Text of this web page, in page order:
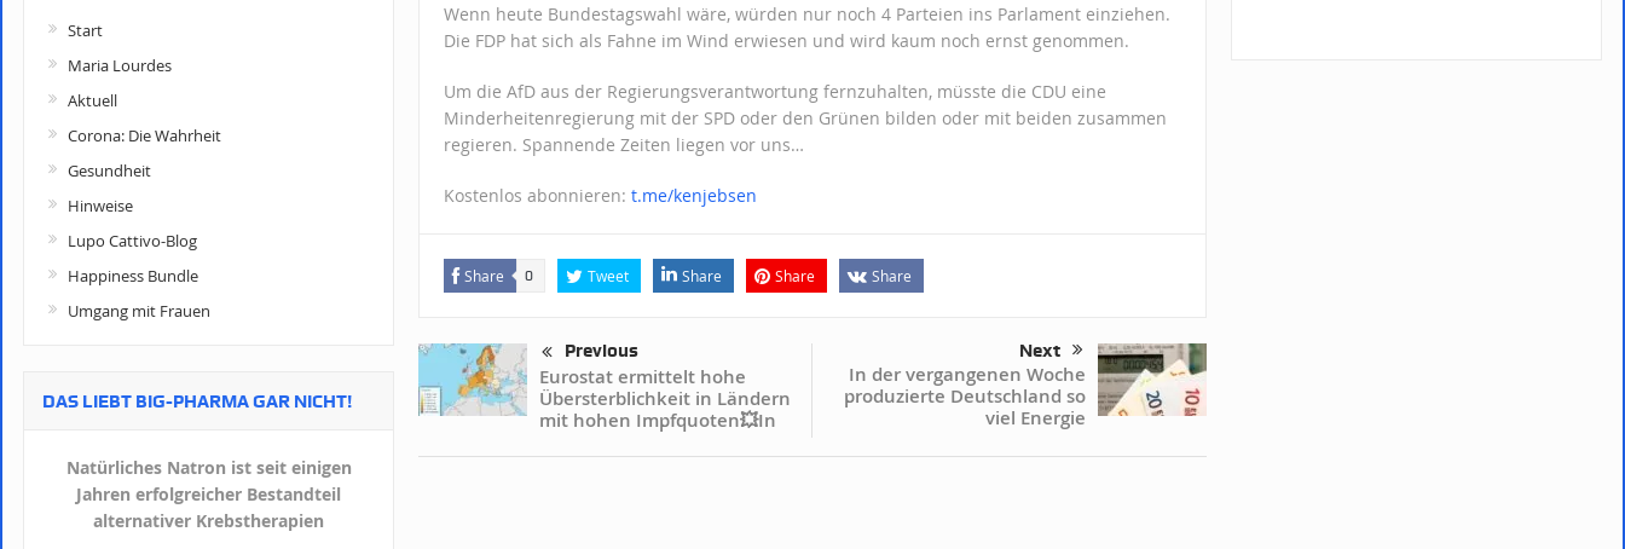
Wenn heute Bundestagswahl wäre, würden nur noch 4 Parteien ins Parlament einziehen.
Die FDP hat sich als Fahne im Wind erwiesen und wird kaum noch ernst genommen.
Um die AfD aus der Regierungsverantwortung fernzuhalten, müsste die CDU eine
Minderheitenregierung mit der SPD oder den Grünen bilden oder mit beiden zusammen
regieren. Spannende Zeiten liegen vor uns…
Kostenlos abonnieren: t.me/kenjebsen
Share 0 Tweet Share Share Share
Previous
Eurostat ermittelt hohe
Übersterblichkeit in Ländern
mit hohen Impfquoten💥In
Next
In der vergangenen Woche
produzierte Deutschland so
viel Energie
Start
Maria Lourdes
Aktuell
Corona: Die Wahrheit
Gesundheit
Hinweise
Lupo Cattivo-Blog
Happiness Bundle
Umgang mit Frauen
DAS LIEBT BIG-PHARMA GAR NICHT!
Natürliches Natron ist seit einigen
Jahren erfolgreicher Bestandteil
alternativer Krebstherapien